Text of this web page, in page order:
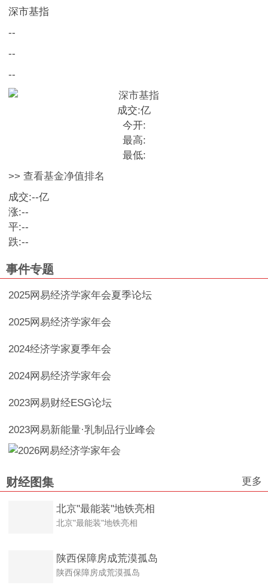
深市基指
--
--
--
成交:亿
今开:
最高:
最低:
>> 查看基金净值排名
成交:--亿
涨:--
平:--
跌:--
事件专题
2025网易经济学家年会夏季论坛
2025网易经济学家年会
2024经济学家夏季年会
2024网易经济学家年会
2023网易财经ESG论坛
2023网易新能量·乳制品行业峰会
财经图集 更多
北京"最能装"地铁亮相
北京"最能装"地铁亮相
陕西保障房成荒漠孤岛
陕西保障房成荒漠孤岛